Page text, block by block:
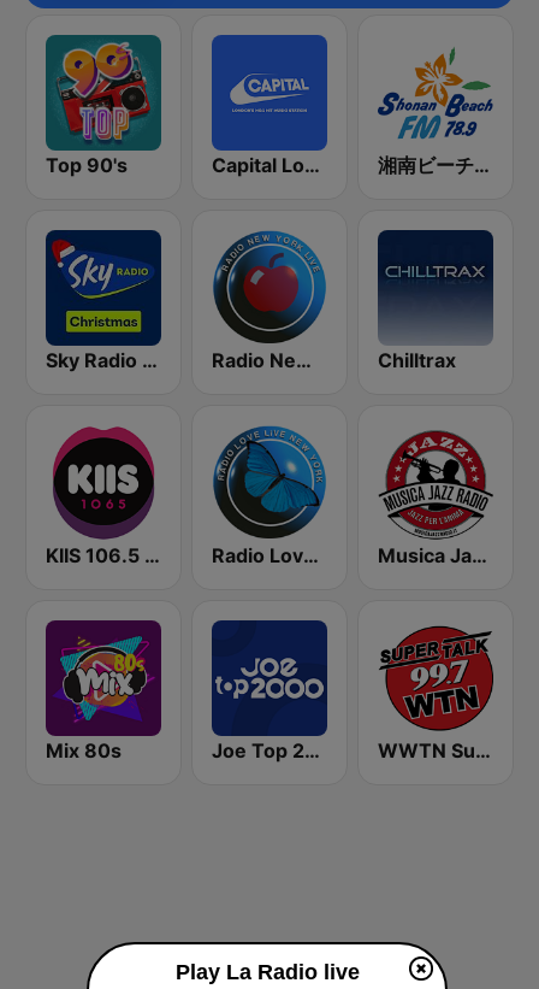
Top 90's Capital London 湘南ビーチFM (Shonan Beach FM)
Sky Radio Christmas Radio New York Live Chilltrax
KIIS 106.5 FM Radio Love Live Musica Jazz Radio
Mix 80s Joe Top 2000 WWTN SuperTalk 99.7 FM
Play La Radio live